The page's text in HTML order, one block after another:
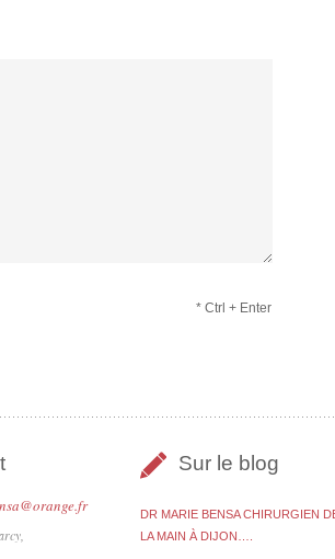
* Ctrl + Enter
Sur le blog
DR MARIE BENSA CHIRURGIEN
LA MAIN À DIJON….